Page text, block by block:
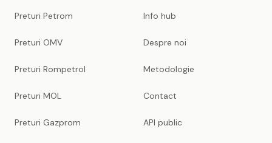
Preturi Petrom
Preturi OMV
Preturi Rompetrol
Preturi MOL
Preturi Gazprom
Info hub
Despre noi
Metodologie
Contact
API public